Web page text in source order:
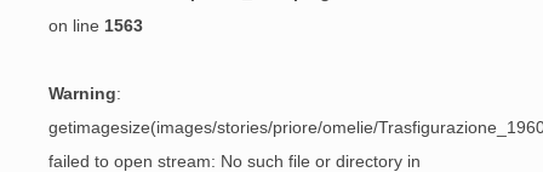
on line 1563
Warning:
getimagesize(images/stories/priore/omelie/
failed to open stream: No such file or directory in